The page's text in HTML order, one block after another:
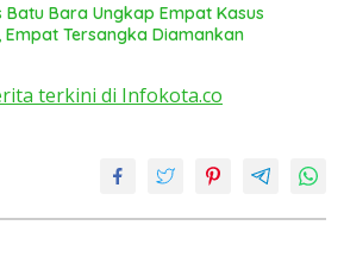
Bara Ungkap Empat Kasus
Tersangka Diamankan
terkini di Infokota.co